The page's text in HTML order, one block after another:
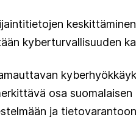
kyberturvallisuuden
osa
ja